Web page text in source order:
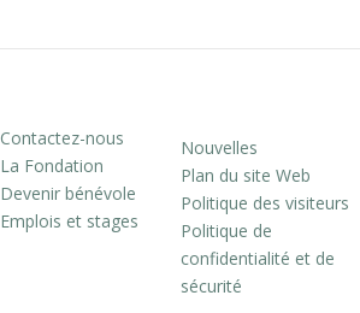
Contactez-nous
La Fondation
Devenir bénévole
Emplois et stages
Nouvelles
Plan du site Web
Politique des visiteurs
Politique de
confidentialité et de
sécurité